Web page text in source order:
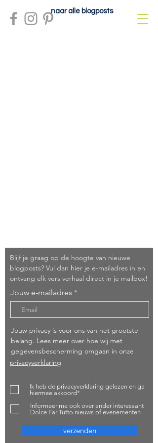
naar alle blogposts
Blijf je graag op de hoogte van nieuwe
blogposts? Vul dan hier je e-mailadres in en
ontvang elk vers verhaal direct in je mailbox!
Jouw e-mailadres
privacyverklaring
Jouw privacy is voor ons van het grootste
belang. Lees meer over hoe wij met
gegevensbescherming omgaan in onze
Ik heb de privacyverklaring gelezen en ga
hiermee akkoord*
Informeer me ook over ander interessant
Dolce Far Tutto nieuws of evenementen
verzenden